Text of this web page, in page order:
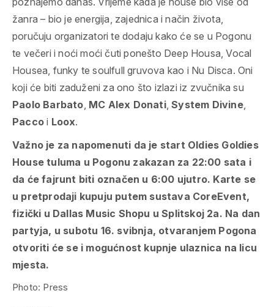
žanra – bio je energija, zajednica i način života,
poručuju organizatori te dodaju kako će se u Pogonu
te večeri i noći moći čuti ponešto Deep Housa, Vocal
Housea, funky te soulfull gruvova kao i Nu Disca. Oni
koji će biti zaduženi za ono što izlazi iz zvučnika su
Paolo Barbato, MC Alex Donati,System Divine,
Pacco i Loox.
Važno je za napomenuti da je start Oldies Goldies
House tuluma u Pogonu zakazan za 22:00 sata i
da će fajrunt biti označen u 6:00 ujutro. Karte se
u pretprodaji kupuju putem sustava CoreEvent,
fizički u Dallas Music Shopu u Splitskoj 2a. Na dan
partyja, u subotu 16. svibnja, otvaranjem Pogona
otvoriti će se i mogućnost kupnje ulaznica na licu
mjesta.
Photo: Press